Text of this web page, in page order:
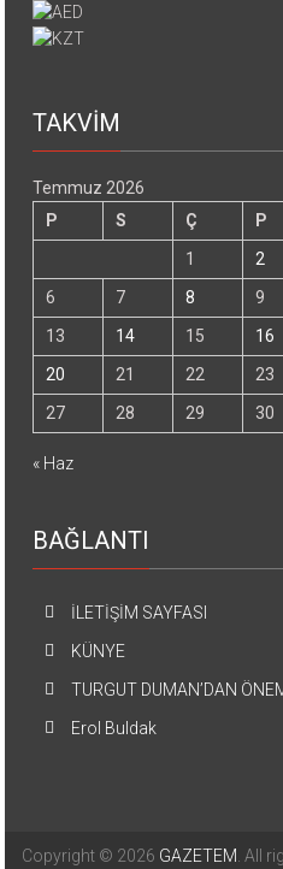
TAKVİM
Temmuz 2026
P
S Ç P
1
2
6
7 8 9
13
14 15 16
20
21 22 23
27
28 29 30
« Haz
BAĞLANTI
İLETİŞİM SAYFASI
KÜNYE
TURGUT DUMAN’DAN
Erol Buldak
Copyright © 2026 GAZETEM . All